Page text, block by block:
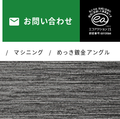
お問い合わせ
マシニング めっき鍍金アングル